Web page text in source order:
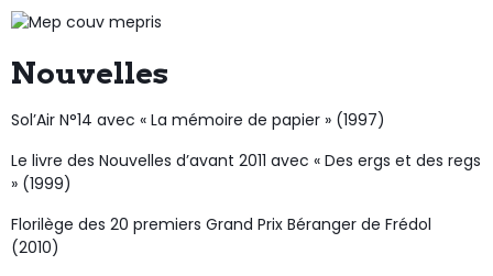
Nouvelles
Sol’Air N°14 avec « La mémoire de papier » (1997)
Le livre des Nouvelles d’avant 2011 avec « Des ergs et des regs
» (1999)
Florilège des 20 premiers Grand Prix Béranger de Frédol
(2010)